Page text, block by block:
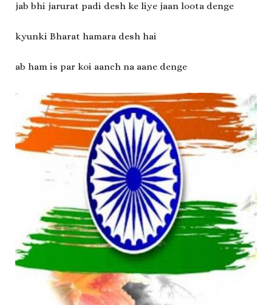
jab bhi jarurat padi desh ke liye jaan loota denge
kyunki Bharat hamara desh hai
ab ham is par koi aanch na aane denge